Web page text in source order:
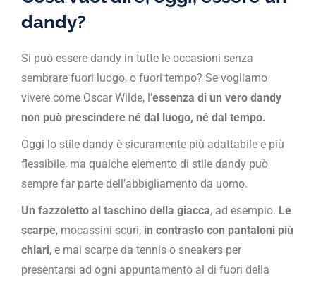
dandy?
Si può essere dandy in tutte le occasioni senza
sembrare fuori luogo, o fuori tempo? Se vogliamo
vivere come Oscar Wilde, l ’essenza di un vero dandy
non può prescindere né dal luogo, né dal tempo.
Oggi lo stile dandy è sicuramente più adattabile e più
flessibile, ma qualche elemento di stile dandy può
sempre far parte dell’abbigliamento da uomo.
Un fazzoletto al taschino della giacca, ad esempio. Le
scarpe, mocassini scuri, in contrasto con pantaloni più
chiari, e mai scarpe da tennis o sneakers per
presentarsi ad ogni appuntamento al di fuori della